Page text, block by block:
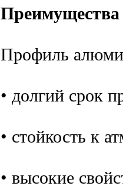
Преимущества
Профиль
• долгий срок
• стойкость к
• высокие